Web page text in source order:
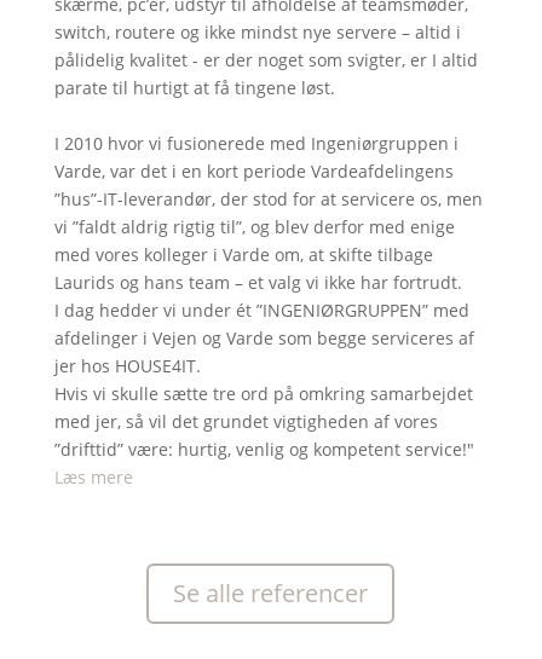
switch, routere og ikke mindst nye servere – altid i
pålidelig kvalitet - er der noget som svigter, er I altid
parate til hurtigt at få tingene løst.
I 2010 hvor vi fusionerede med Ingeniørgruppen i
Varde, var det i en kort periode Vardeafdelingens
”hus”-IT-leverandør, der stod for at servicere os, men
vi ”faldt aldrig rigtig til”, og blev derfor med enige
med vores kolleger i Varde om, at skifte tilbage
Laurids og hans team – et valg vi ikke har fortrudt.
I dag hedder vi under ét ”INGENIØRGRUPPEN” med
afdelinger i Vejen og Varde som begge serviceres af
jer hos HOUSE4IT.
Hvis vi skulle sætte tre ord på omkring samarbejdet
med jer, så vil det grundet vigtigheden af vores
”drifttid” være: hurtig, venlig og kompetent service!"
Læs mere
Se alle referencer